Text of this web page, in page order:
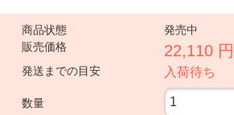
商品状態
発売中
販売価格
22,110 円
発送までの目安
入荷待ち
数量